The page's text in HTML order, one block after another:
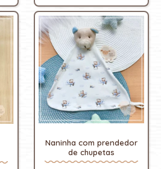
Naninha com prendedor
de chupetas